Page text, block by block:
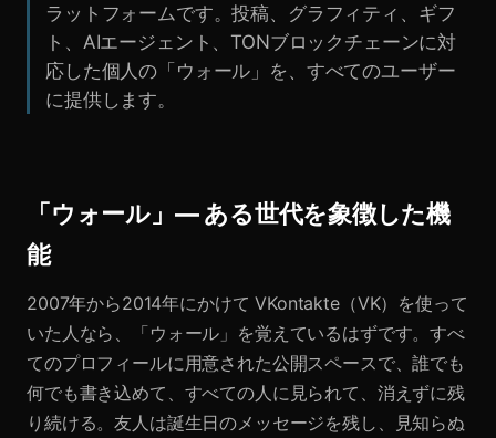
ラットフォームです。投稿、グラフィティ、ギフ
ト、AIエージェント、TONブロックチェーンに対
応した個人の「ウォール」を、すべてのユーザー
に提供します。
「ウォール」— ある世代を象徴した機
能
2007年から2014年にかけて VKontakte（VK）を使って
いた人なら、「ウォール」を覚えているはずです。すべ
てのプロフィールに用意された公開スペースで、誰でも
何でも書き込めて、すべての人に見られて、消えずに残
り続ける。友人は誕生日のメッセージを残し、見知らぬ